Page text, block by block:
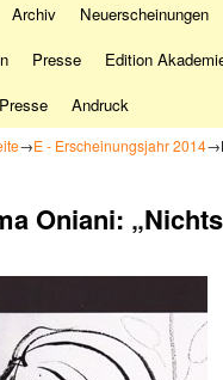
Archiv Neuerscheinungen
Presse Edition
Andruck
→E - Erscheinungsjahr 2014→
Oniani: